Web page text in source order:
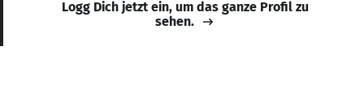
Logg Dich jetzt ein, um das ganze Profil zu
sehen.